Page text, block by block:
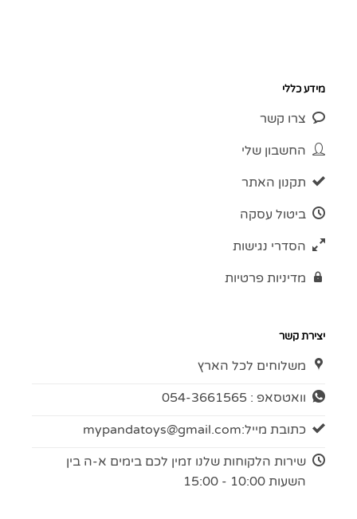
מידע כללי
צרו קשר
החשבון שלי
תקנון האתר
ביטול עסקה
הסדרי נגישות
מדיניות פרטיות
יצירת קשר
משלוחים לכל הארץ
וואטסאפ : 054-3661565
כתובת מייל:mypandatoys@gmail.com
שירות הלקוחות שלנו זמין לכם בימים א-ה בין
השעות 10:00 - 15:00